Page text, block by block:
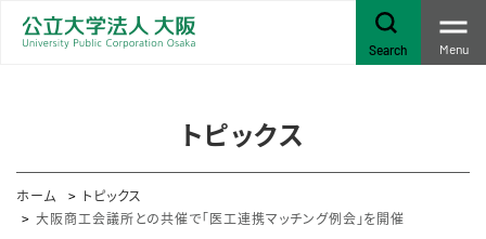
Search Menu
トピックス
ホーム
トピックス
大阪商工会議所との共催で「医工連携マッチング例会」を開催